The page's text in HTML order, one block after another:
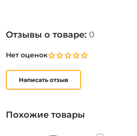
Отзывы о товаре: 0
Нет оценок
Написать отзыв
Похожие товары